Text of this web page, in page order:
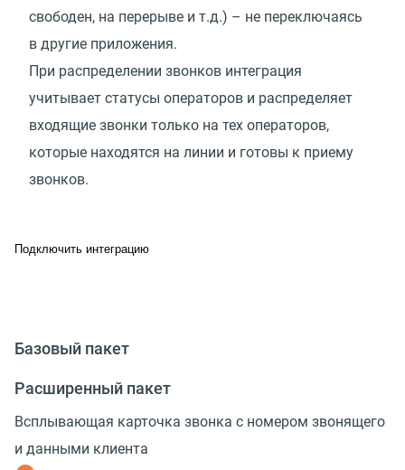
свободен, на перерыве и т.д.) – не переключаясь
в другие приложения.
При распределении звонков интеграция
учитывает статусы операторов и распределяет
входящие звонки только на тех операторов,
которые находятся на линии и готовы к приему
звонков.
Подключить интеграцию
Базовый пакет
Расширенный пакет
Всплывающая карточка звонка с номером звонящего
и данными клиента